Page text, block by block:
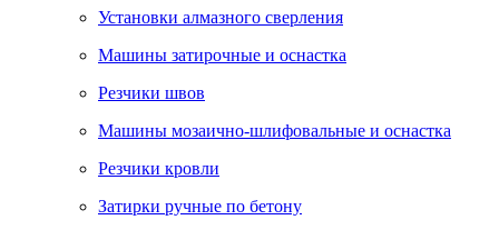
Установки алмазного сверления
Машины затирочные и оснастка
Резчики швов
Машины мозаично-шлифовальные и оснастка
Резчики кровли
Затирки ручные по бетону